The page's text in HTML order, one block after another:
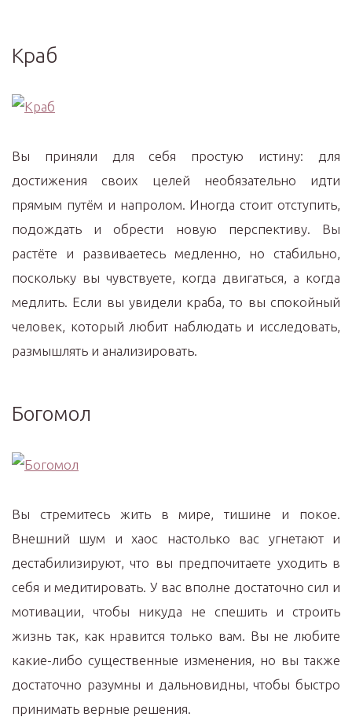
Краб
Вы приняли для себя простую истину: для
достижения своих целей необязательно идти
прямым путём и напролом. Иногда стоит отступить,
подождать и обрести новую перспективу. Вы
растёте и развиваетесь медленно, но стабильно,
поскольку вы чувствуете, когда двигаться, а когда
медлить. Если вы увидели краба, то вы спокойный
человек, который любит наблюдать и исследовать,
размышлять и анализировать.
Богомол
Вы стремитесь жить в мире, тишине и покое.
Внешний шум и хаос настолько вас угнетают и
дестабилизируют, что вы предпочитаете уходить в
себя и медитировать. У вас вполне достаточно сил и
мотивации, чтобы никуда не спешить и строить
жизнь так, как нравится только вам. Вы не любите
какие-либо существенные изменения, но вы также
достаточно разумны и дальновидны, чтобы быстро
принимать верные решения.